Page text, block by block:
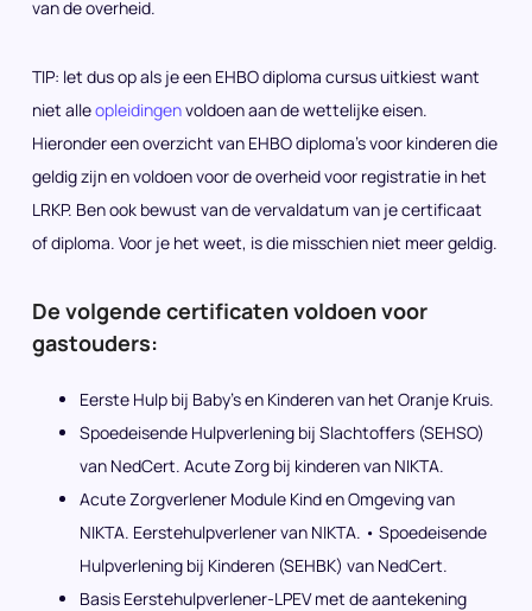
van de overheid.
TIP: let dus op als je een EHBO diploma cursus uitkiest want
niet alleopleidingenvoldoen aan de wettelijke eisen.
Hieronder een overzicht van EHBO diploma’s voor kinderen die
geldig zijn en voldoen voor de overheid voor registratie in het
LRKP. Ben ook bewust van de vervaldatum van je certificaat
of diploma. Voor je het weet, is die misschien niet meer geldig.
De volgende certificaten voldoen voor
gastouders:
Eerste Hulp bij Baby’s en Kinderen van het Oranje Kruis.
Spoedeisende Hulpverlening bij Slachtoffers (SEHSO)
van NedCert. Acute Zorg bij kinderen van NIKTA.
Acute Zorgverlener Module Kind en Omgeving van
NIKTA. Eerstehulpverlener van NIKTA. • Spoedeisende
Hulpverlening bij Kinderen (SEHBK) van NedCert.
Basis Eerstehulpverlener-LPEV met de aantekening